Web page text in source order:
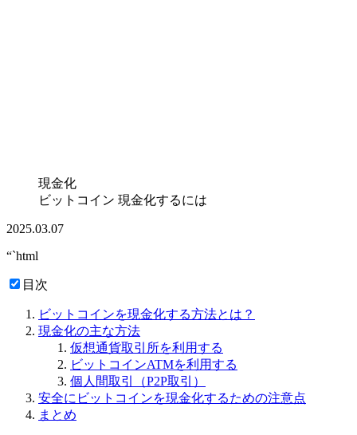
現金化
ビットコイン 現金化するには
2025.03.07
“`html
目次
ビットコインを現金化する方法とは？
現金化の主な方法
仮想通貨取引所を利用する
ビットコインATMを利用する
個人間取引（P2P取引）
安全にビットコインを現金化するための注意点
まとめ